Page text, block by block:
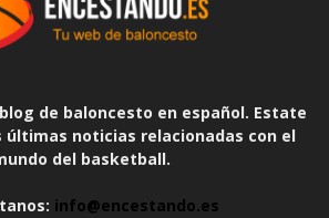
de baloncesto en español. Estate
últimas noticias relacionadas con el
del basketball.
info@encestando.es